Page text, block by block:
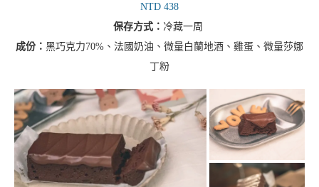
NTD 438
保存方式： 冷藏一周
成份： 黑巧克力70%、法國奶油、微量白蘭地酒、雞蛋、微量莎娜
丁粉